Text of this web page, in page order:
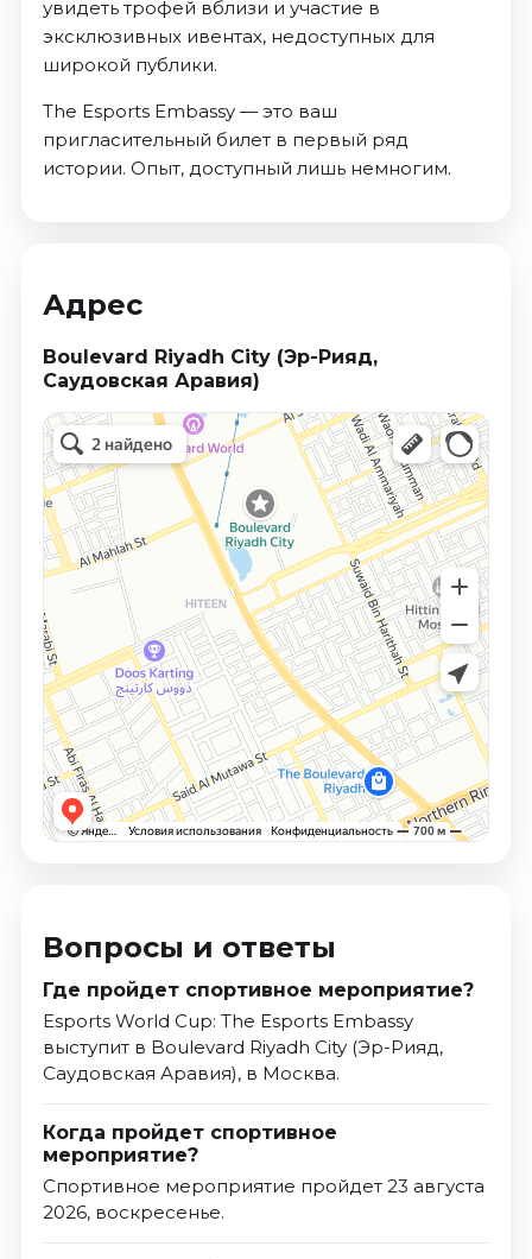
увидеть трофей вблизи и участие в
эксклюзивных ивентах, недоступных для
широкой публики.
The Esports Embassy — это ваш
пригласительный билет в первый ряд
истории. Опыт, доступный лишь немногим.
Адрес
Boulevard Riyadh City (Эр-Рияд,
Саудовская Аравия)
Вопросы и ответы
Где пройдет спортивное мероприятие?
Esports World Cup: The Esports Embassy
выступит в Boulevard Riyadh City (Эр-Рияд,
Саудовская Аравия), в Москва.
Когда пройдет спортивное
мероприятие?
Спортивное мероприятие пройдет 23 августа
2026, воскресенье.